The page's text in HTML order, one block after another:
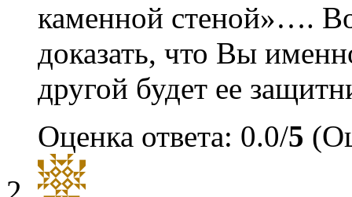
каменной стеной»….
доказать, что Вы
другой будет ее
Оценка ответа: 0.0/5